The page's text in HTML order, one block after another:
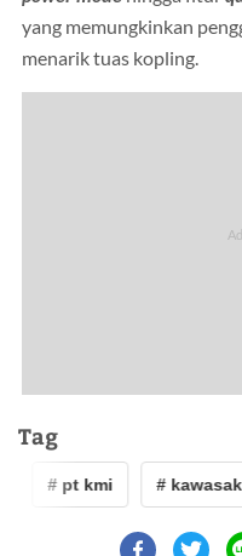
yang memungkinkan
menarik tuas kopling.
Tag
# pt kmi #